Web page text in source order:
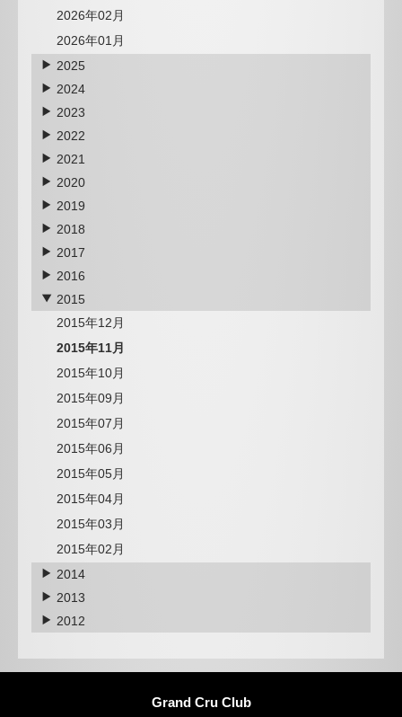
2026年02月
2026年01月
2025
2024
2023
2022
2021
2020
2019
2018
2017
2016
2015
2015年12月
2015年11月
2015年10月
2015年09月
2015年07月
2015年06月
2015年05月
2015年04月
2015年03月
2015年02月
2014
2013
2012
Grand Cru Club